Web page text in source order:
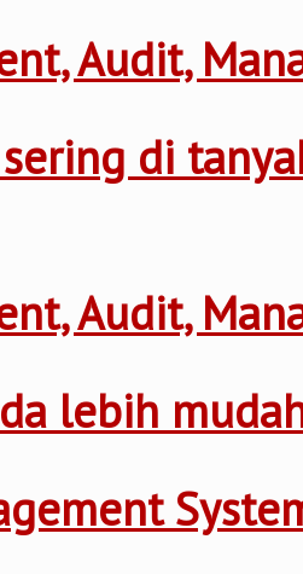
Audit,
di
Audit,
lebih